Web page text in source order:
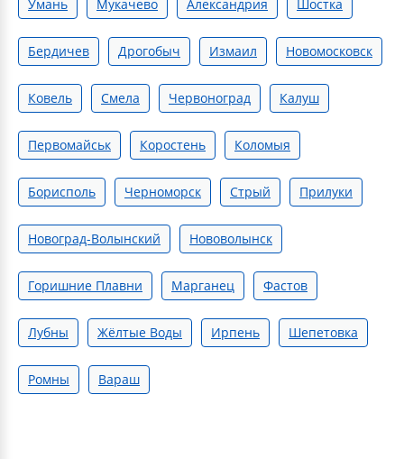
Умань Мукачево Александрия Шостка
Бердичев Дрогобыч Измаил Новомосковск
Ковель Смела Червоноград Калуш
Первомайськ Коростень Коломыя
Борисполь Черноморск Стрый Прилуки
Новоград-Волынский Нововолынск
Горишние Плавни Марганец Фастов
Лубны Жёлтые Воды Ирпень Шепетовка
Ромны Вараш